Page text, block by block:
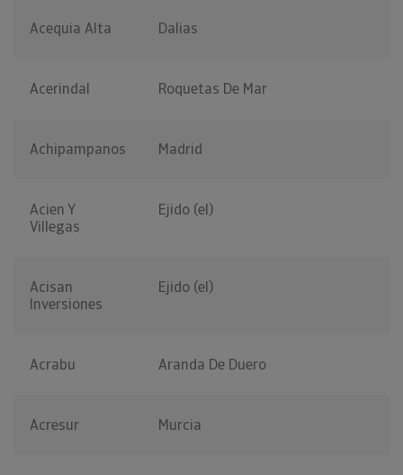
Acequia Alta Dalias
Acerindal Roquetas De Mar
Achipampanos Madrid
Acien Y
Villegas
Ejido (el)
Acisan
Inversiones
Ejido (el)
Acrabu Aranda De Duero
Acresur Murcia